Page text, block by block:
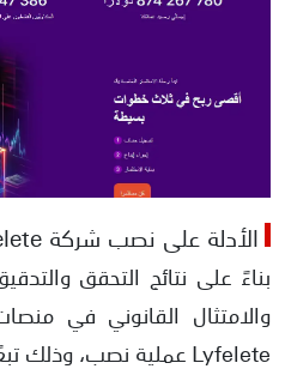
الأدلة على نصب شركة Lyfelete
بناءً على نتائج التحقق
والامتثال القانوني في
Lyfelete عملية نصب، وذلك تبعًا للدلائل والإثباتات التالية: